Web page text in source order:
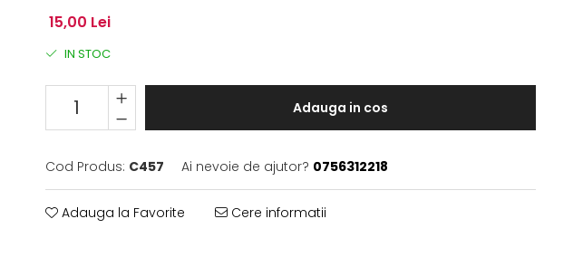
15,00 Lei
IN STOC
Adauga in cos
Cod Produs: C457 Ai nevoie de ajutor? 0756312218
Adauga la Favorite Cere informatii